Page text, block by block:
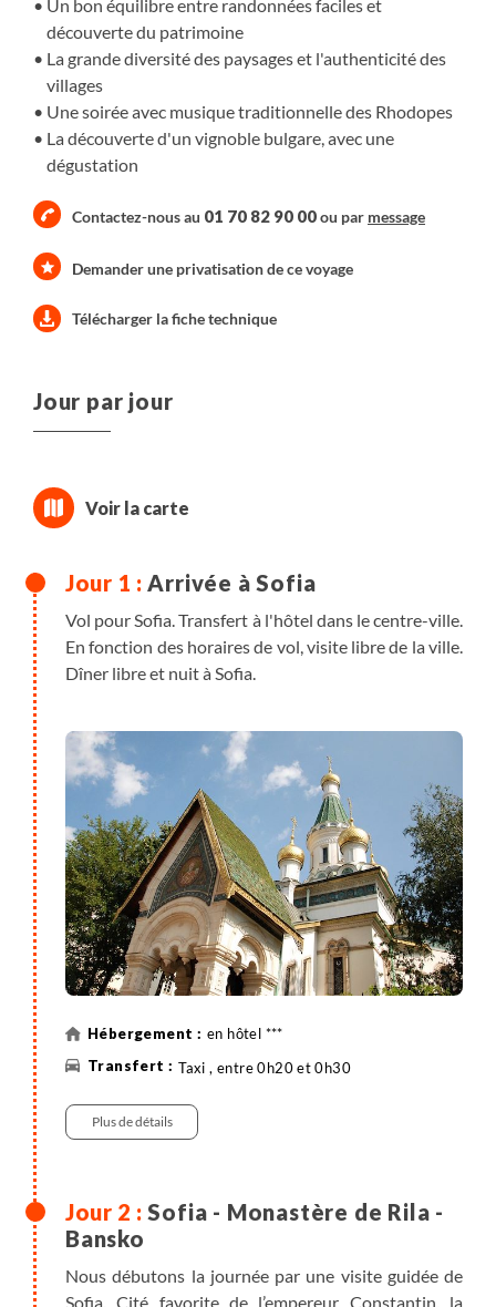
Un bon équilibre entre randonnées faciles et
découverte du patrimoine
La grande diversité des paysages et l'authenticité des
villages
Une soirée avec musique traditionnelle des Rhodopes
La découverte d'un vignoble bulgare, avec une
dégustation
Contactez-nous au 01 70 82 90 00ou par message
Demander une privatisation de ce voyage
Télécharger la fiche technique
Jour par jour
Arrivée à Sofia
Vol pour Sofia. Transfert à l'hôtel dans le centre-ville.
En fonction des horaires de vol, visite libre de la ville.
Dîner libre et nuit à Sofia.
en hôtel ***
Taxi , entre 0h20 et 0h30
Plus de détails
Sofia - Monastère de Rila -
Bansko
Nous débutons la journée par une visite guidée de
Sofia. Cité favorite de l’empereur Constantin, la